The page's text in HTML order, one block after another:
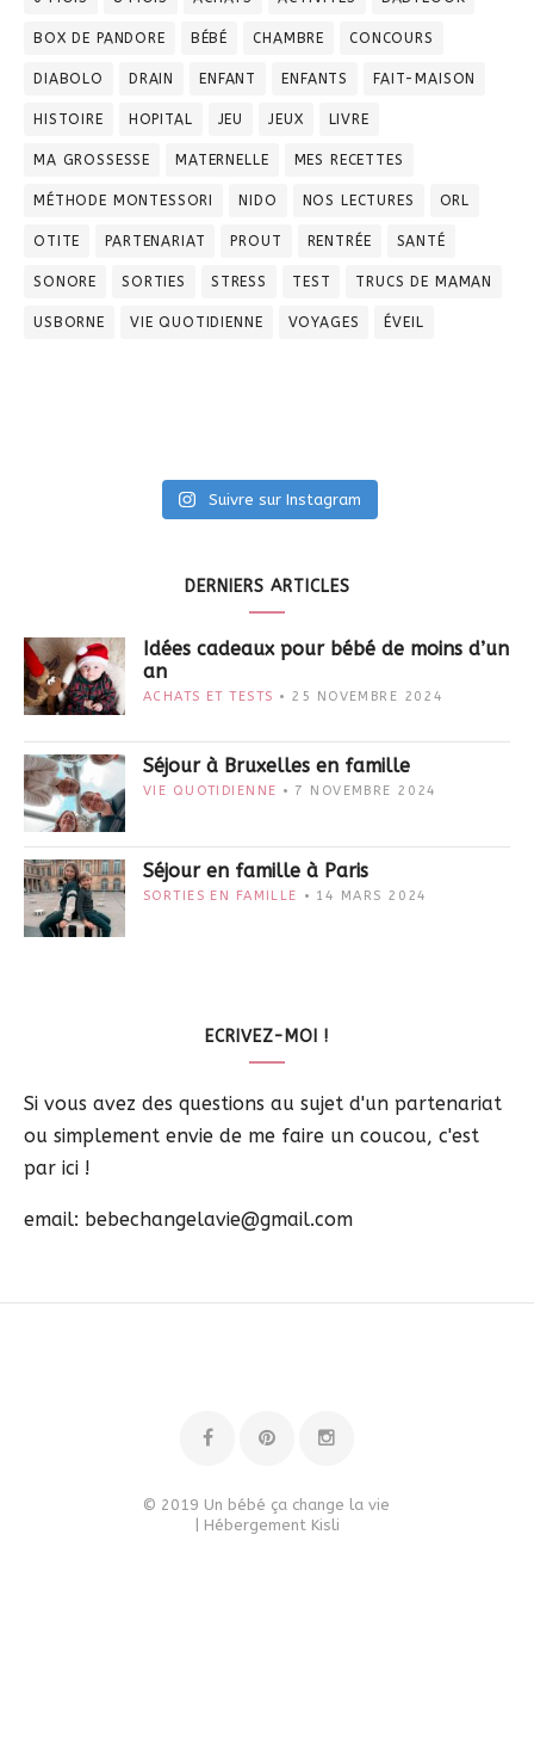
BOX DE PANDORE BÉBÉ CHAMBRE CONCOURS
DIABOLO DRAIN ENFANT ENFANTS FAIT-MAISON
HISTOIRE HOPITAL JEU JEUX LIVRE
MA GROSSESSE MATERNELLE MES RECETTES
MÉTHODE MONTESSORI NIDO NOS LECTURES ORL
OTITE PARTENARIAT PROUT RENTRÉE SANTÉ
SONORE SORTIES STRESS TEST TRUCS DE MAMAN
USBORNE VIE QUOTIDIENNE VOYAGES ÉVEIL
Suivre sur Instagram
DERNIERS ARTICLES
Idées cadeaux pour bébé de moins d’un
an
ACHATS ET TESTS 25 NOVEMBRE 2024
Séjour à Bruxelles en famille
VIE QUOTIDIENNE 7 NOVEMBRE 2024
Séjour en famille à Paris
SORTIES EN FAMILLE 14 MARS 2024
ECRIVEZ-MOI !
Si vous avez des questions au sujet d'un partenariat
ou simplement envie de me faire un coucou, c'est
par ici !
email: bebechangelavie@gmail.com
© 2019 Un bébé ça change la vie
| Hébergement Kisli